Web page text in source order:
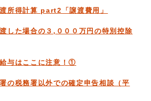
所得計算 part2「譲渡費用」
した場合の３,０００万円の特別控除
与はここに注意！①
の税務署以外での確定申告相談（平